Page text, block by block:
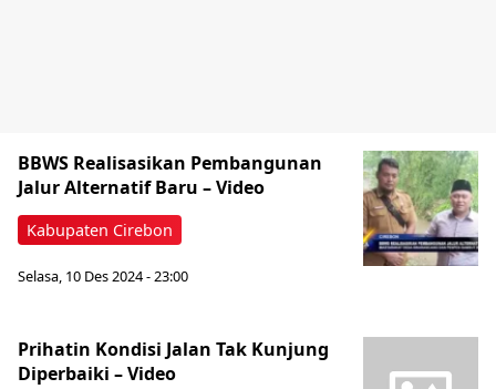
Kabupaten Cirebon
BBWS Realisasikan Pembangunan
Jalur Alternatif Baru – Video
Selasa, 10 Des 2024 - 23:00
Prihatin Kondisi Jalan Tak Kunjung
Diperbaiki – Video